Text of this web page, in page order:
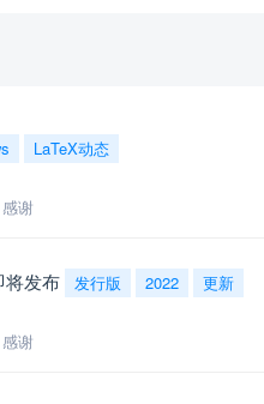
LaTeX动态
感谢
将发布 发行版 2022 更新
感谢